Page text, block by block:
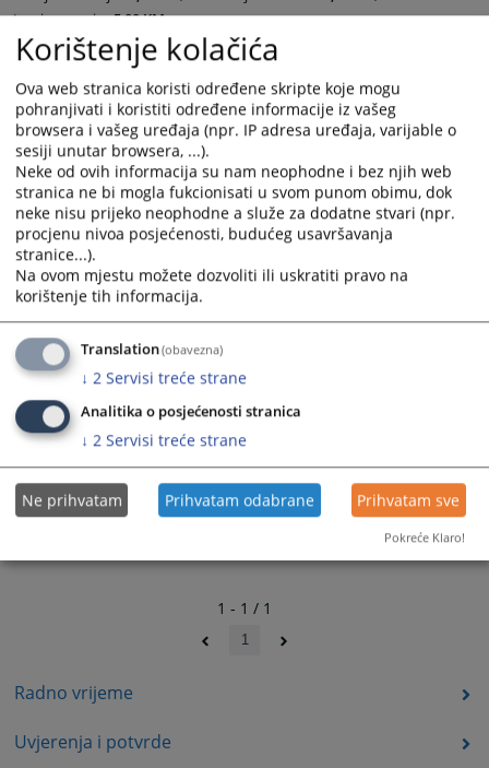
Radno vrijeme
Uvjerenja i potvrde
stranicu prepisa5,00 KM.
2084PREGLEDA
1 - 1 / 1
1
Korištenje kolačića
Ova web stranica koristi određene skripte koje mogu
pohranjivati i koristiti određene informacije iz vašeg
browsera i vašeg uređaja (npr. IP adresa uređaja, varijable o
sesiji unutar browsera, ...).
Neke od ovih informacija su nam neophodne i bez njih web
stranica ne bi mogla fukcionisati u svom punom obimu, dok
neke nisu prijeko neophodne a služe za dodatne stvari (npr.
procjenu nivoa posjećenosti, budućeg usavršavanja
stranice...).
Na ovom mjestu možete dozvoliti ili uskratiti pravo na
korištenje tih informacija.
Translation(obavezna)
↓ 2 Servisi treće strane
Analitika o posjećenosti stranica
↓ 2 Servisi treće strane
Ne prihvatam Prihvatam odabrane Prihvatam sve
Pokreće Klaro!